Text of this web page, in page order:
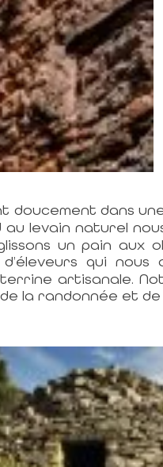
doucement dans
au levain naturel
un pain aux
qui
artisanale.
la randonnée et